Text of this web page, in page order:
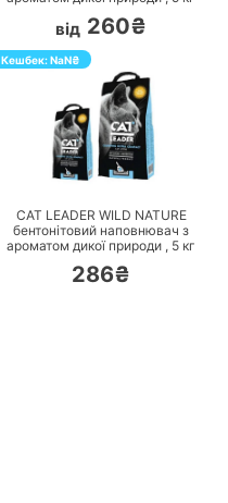
від 260₴
Кешбек:NaN₴
ПЕРЕЙТИ
CAT LEADER WILD NATURE
бентонітовий наповнювач з
ароматом дикої природи , 5 кг
286₴